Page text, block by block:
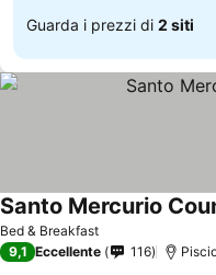
Guarda i prezzi di 2 siti
Bed & Breakfast
Santo Mercurio
9,1 Eccellente 116